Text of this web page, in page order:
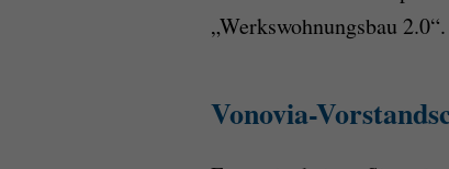
„Werkswohnungsbau 2.0“.
Vonovia-